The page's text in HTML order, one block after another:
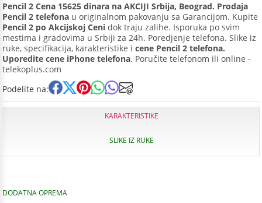
Pencil 2 Cena 15625 dinara na AKCIJI Srbija, Beograd. Prodaja
Pencil 2 telefona u originalnom pakovanju sa Garancijom. Kupite
Pencil 2 po Akcijskoj Ceni dok traju zalihe. Isporuka po svim
mestima i gradovima u Srbiji za 24h. Poredjenje telefona. Slike iz
ruke, specifikacija, karakteristike i cene Pencil 2 telefona.
Uporedite cene iPhone telefona. Poručite telefonom ili online -
telekoplus.com
Podelite na:
KARAKTERISTIKE
SLIKE IZ RUKE
DODATNA OPREMA